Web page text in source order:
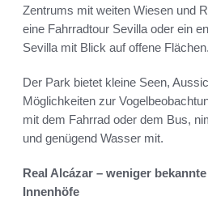
Zentrums mit weiten Wiesen und
eine Fahrradtour Sevilla oder ein
Sevilla mit Blick auf offene Flächen.
Der Park bietet kleine Seen,
Möglichkeiten zur
mit dem Fahrrad oder dem Bus,
und genügend Wasser mit.
Real Alcázar – weniger
Innenhöfe